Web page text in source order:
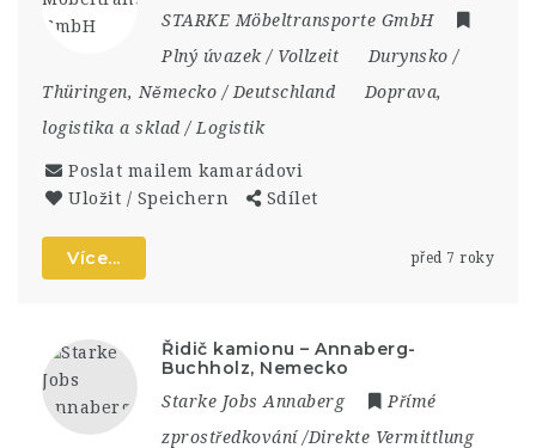
STARKE Möbeltransporte GmbH
Plný úvazek / Vollzeit
Durynsko /
Thüringen, Německo / Deutschland
Doprava,
logistika a sklad / Logistik
Poslat mailem kamarádovi
Uložit / Speichern
Sdílet
Více... před 7 roky
Řidič kamionu – Annaberg-
Buchholz, Nemecko
Starke Jobs Annaberg
Přímé
zprostředkování /Direkte Vermittlung